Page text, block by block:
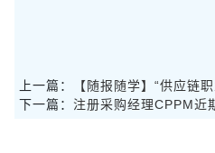
上一篇：
【随报随学】“供应链
下一篇： 注册采购经理CPPM近